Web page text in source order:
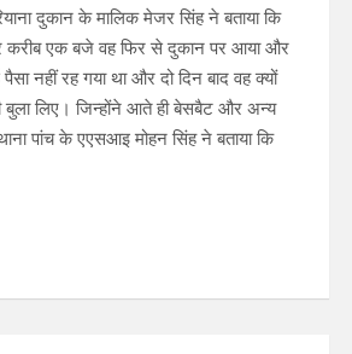
दुकान के मालिक मेजर सिंह ने बताया कि
करीब एक बजे वह फिर से दुकान पर आया और
नहीं रह गया था और दो दिन बाद वह क्यों
लिए। जिन्होंने आते ही बेसबैट और अन्य
पांच के एएसआइ मोहन सिंह ने बताया कि